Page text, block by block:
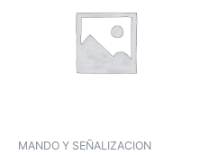
MANDO Y SEÑALIZACION